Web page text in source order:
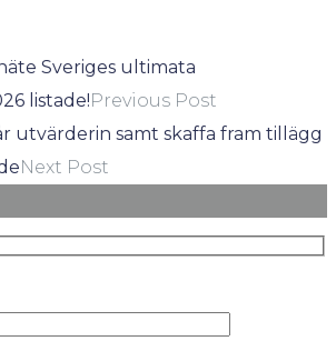
Sveriges ultimata
listade!Previous Post
utvärderin samt skaffa fram tillägg
Next Post